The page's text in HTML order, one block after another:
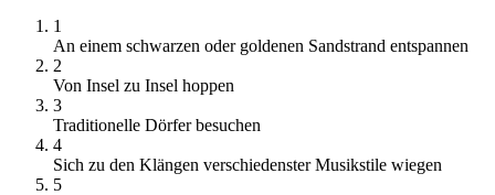
1
An einem schwarzen oder goldenen Sandstrand entspannen
2
Von Insel zu Insel hoppen
3
Traditionelle Dörfer besuchen
4
Sich zu den Klängen verschiedenster Musikstile wiegen
5